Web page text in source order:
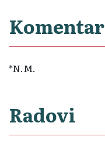
Komentar
*N.M.
Radovi